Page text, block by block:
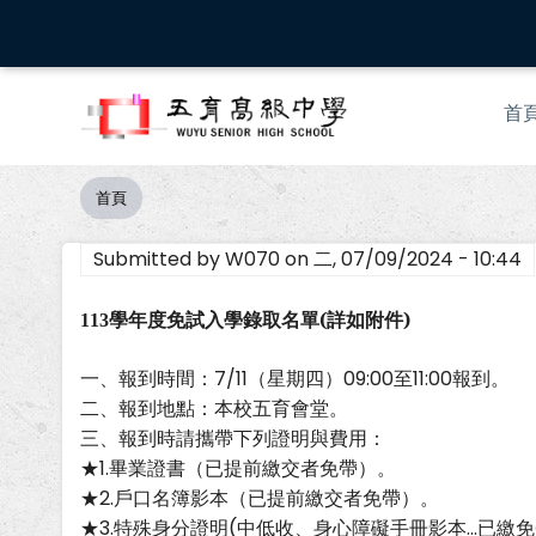
主
首
導
航
連
首頁
Submitted byW070on二, 07/09/2024 - 10:44
113學年度免試入學錄取名單(詳如附件)
一、報到時間：7/11（星期四）09:00至11:00報到。
二、報到地點：本校五育會堂。
三、報到時請攜帶下列證明與費用：
★1.畢業證書（已提前繳交者免帶）。
★2.戶口名簿影本（已提前繳交者免帶）。
★3.特殊身分證明(中低收、身心障礙手冊影本…已繳